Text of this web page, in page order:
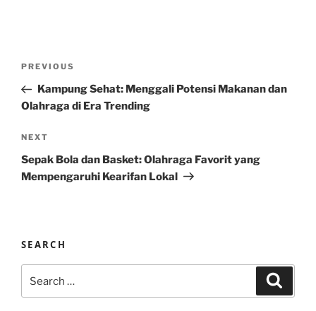
Previous
Post
PREVIOUS
Kampung Sehat: Menggali Potensi Makanan dan
Olahraga di Era Trending
Next
Post
NEXT
Sepak Bola dan Basket: Olahraga Favorit yang
Mempengaruhi Kearifan Lokal
SEARCH
for: